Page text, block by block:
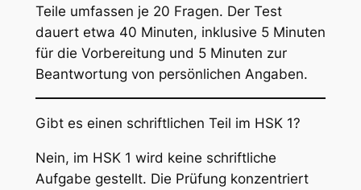
Teile umfassen je 20 Fragen. Der Test
dauert etwa 40 Minuten, inklusive 5 Minuten
für die Vorbereitung und 5 Minuten zur
Beantwortung von persönlichen Angaben.
Gibt es einen schriftlichen Teil im HSK 1?
Nein, im HSK 1 wird keine schriftliche
Aufgabe gestellt. Die Prüfung konzentriert